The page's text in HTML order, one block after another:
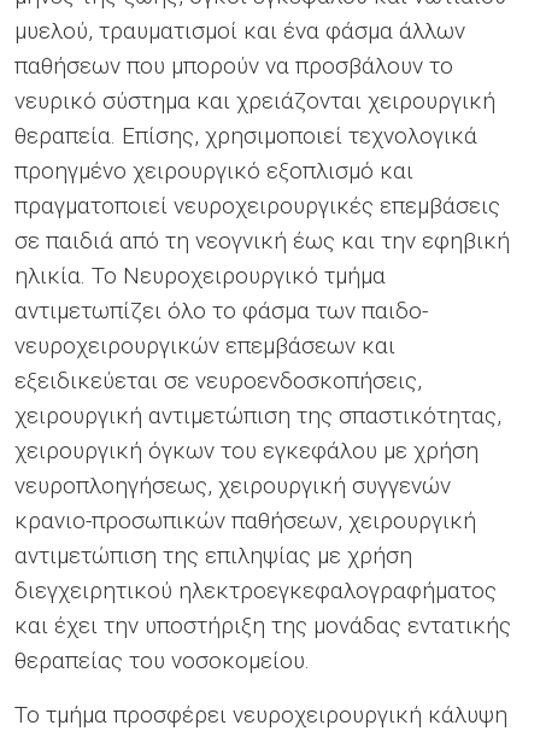
μυελού, τραυματισμοί και ένα φάσμα άλλων
παθήσεων που μπορούν να προσβάλουν το
νευρικό σύστημα και χρειάζονται χειρουργική
θεραπεία. Επίσης, χρησιμοποιεί τεχνολογικά
προηγμένο χειρουργικό εξοπλισμό και
πραγματοποιεί νευροχειρουργικές επεμβάσεις
σε παιδιά από τη νεογνική έως και την εφηβική
ηλικία. Το Νευροχειρουργικό τμήμα
αντιμετωπίζει όλο το φάσμα των παιδο-
νευροχειρουργικών επεμβάσεων και
εξειδικεύεται σε νευροενδοσκοπήσεις,
χειρουργική αντιμετώπιση της σπαστικότητας,
χειρουργική όγκων του εγκεφάλου με χρήση
νευροπλοηγήσεως, χειρουργική συγγενών
κρανιο-προσωπικών παθήσεων, χειρουργική
αντιμετώπιση της επιληψίας με χρήση
διεγχειρητικού ηλεκτροεγκεφαλογραφήματος
και έχει την υποστήριξη της μονάδας εντατικής
θεραπείας του νοσοκομείου.
Το τμήμα προσφέρει νευροχειρουργική κάλυψη